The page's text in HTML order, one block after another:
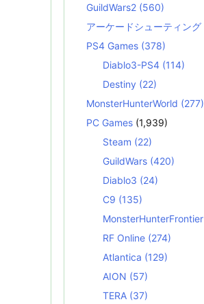
GuildWars2 (560)
アーケードシューティング
PS4 Games (378)
Diablo3-PS4 (114)
Destiny (22)
MonsterHunterWorld (277)
PC Games (1,939)
Steam (22)
GuildWars (420)
Diablo3 (24)
C9 (135)
MonsterHunterFrontier
RF Online (274)
Atlantica (129)
AION (57)
TERA (37)